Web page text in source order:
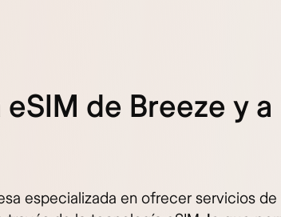
de Breeze y a
especializada en ofrecer servicios de